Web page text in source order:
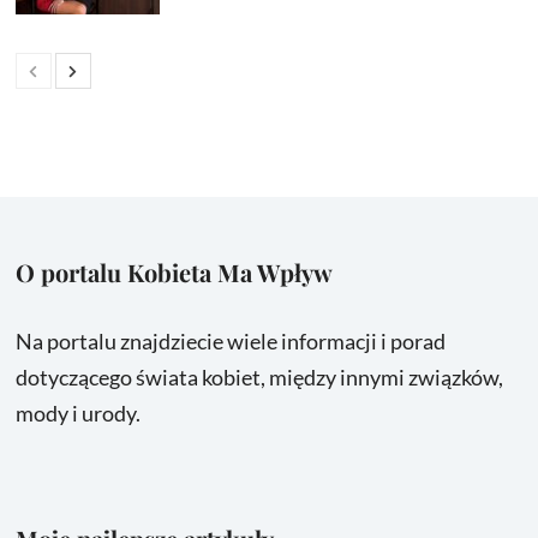
O portalu Kobieta Ma Wpływ
Na portalu znajdziecie wiele informacji i porad
dotyczącego świata kobiet, między innymi związków,
mody i urody.